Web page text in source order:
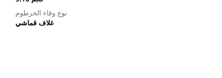
نوع وقاء الخرطوم
غلاف قماشي